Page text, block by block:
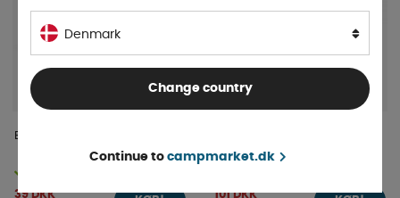
Boks 103 9-Rum Rød
39 DKK 101 DKK
Denmark
Change country
Continue to campmarket.dk